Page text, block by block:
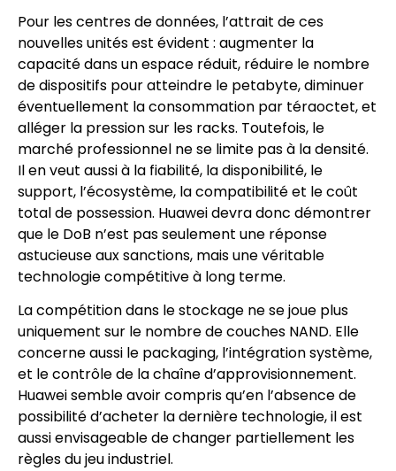
Pour les centres de données, l’attrait de ces
nouvelles unités est évident : augmenter la
capacité dans un espace réduit, réduire le nombre
de dispositifs pour atteindre le petabyte, diminuer
éventuellement la consommation par téraoctet, et
alléger la pression sur les racks. Toutefois, le
marché professionnel ne se limite pas à la densité.
Il en veut aussi à la fiabilité, la disponibilité, le
support, l’écosystème, la compatibilité et le coût
total de possession. Huawei devra donc démontrer
que le DoB n’est pas seulement une réponse
astucieuse aux sanctions, mais une véritable
technologie compétitive à long terme.
La compétition dans le stockage ne se joue plus
uniquement sur le nombre de couches NAND. Elle
concerne aussi le packaging, l’intégration système,
et le contrôle de la chaîne d’approvisionnement.
Huawei semble avoir compris qu’en l’absence de
possibilité d’acheter la dernière technologie, il est
aussi envisageable de changer partiellement les
règles du jeu industriel.